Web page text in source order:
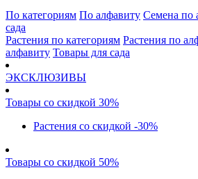
По категориям По алфавиту Семена по
сада
Растения по категориям Растения по
алфавиту Товары для сада
ЭКСКЛЮЗИВЫ
Товары со скидкой 30%
Растения со скидкой -30%
Товары со скидкой 50%